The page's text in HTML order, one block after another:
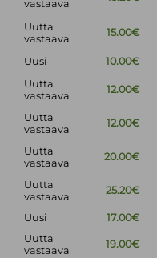
vastaava
Uutta
vastaava
15.00€
Uusi
10.00€
Uutta
vastaava
12.00€
Uutta
vastaava
12.00€
Uutta
vastaava
20.00€
Uutta
vastaava
25.20€
Uusi 17.00€
Uutta
vastaava
19.00€